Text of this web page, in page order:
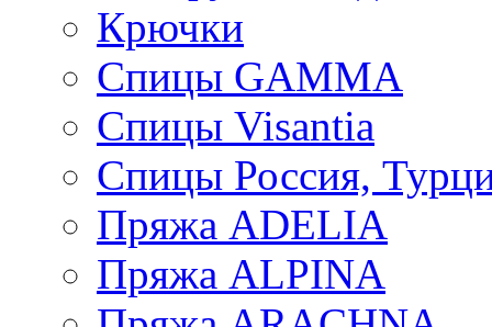
Крючки
Спицы GAMMA
Спицы Visantia
Спицы Россия,
Пряжа ADELIA
Пряжа ALPINA